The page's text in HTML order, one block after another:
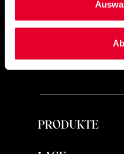
PRODUKTE